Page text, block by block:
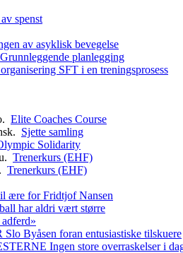
spenst
av asyklisk bevegelse
Grunnleggende planlegging
SFT i en treningsprosess
Elite Coaches Course
Sjette samling
Solidarity
Trenerkurs (EHF)
Trenerkurs (EHF)
ære for Fridtjof Nansen
har aldri vært større
Byåsen foran entusiastiske tilskuere
Ingen store overraskelser i